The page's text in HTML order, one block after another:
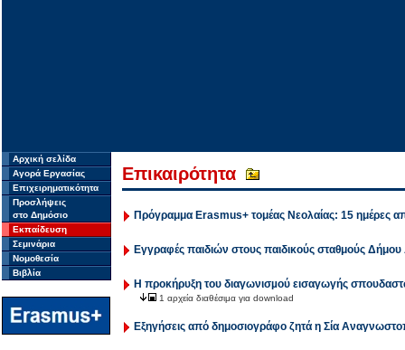
Αρχική σελίδα
Αγορά Εργασίας
Επιχειρηματικότητα
Προσλήψεις
στο Δημόσιο
Εκπαίδευση
Σεμινάρια
Νομοθεσία
Βιβλία
Επικαιρότητα
Πρόγραμμα Erasmus+ τομέας Nεολαίας: 15 ημέρες
Εγγραφές παιδιών στους παιδικούς σταθμούς
Η προκήρυξη του διαγωνισµού εισαγωγής
1 αρχεία διαθέσιμα για download
Εξηγήσεις από δημοσιογράφο ζητά η Σία